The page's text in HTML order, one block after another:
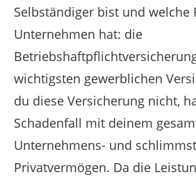
Selbständiger bist und welche
Unternehmen hat: die
wichtigsten gewerblichen
du diese Versicherung nicht,
Schadenfall mit deinem
Unternehmens- und
Privatvermögen. Da die